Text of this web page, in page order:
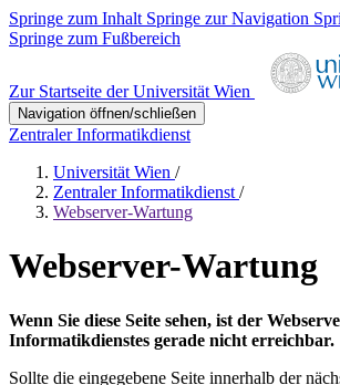
Springe zum Inhalt Springe zur Navigation
Springe zum Fußbereich
Zur Startseite der Universität Wien
Navigation öffnen/schließen
Zentraler Informatikdienst
Universität Wien /
Zentraler Informatikdienst /
Webserver-Wartung
Webserver-Wartung
Wenn Sie diese Seite sehen, ist der
Informatikdienstes gerade nicht erreichbar.
Sollte die eingegebene Seite innerhalb der